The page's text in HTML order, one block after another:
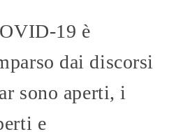
19 è
dai discorsi
sono aperti, i
e